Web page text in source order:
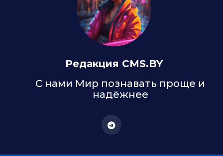
Редакция CMS.BY
С нами Мир познавать проще и
надёжнее